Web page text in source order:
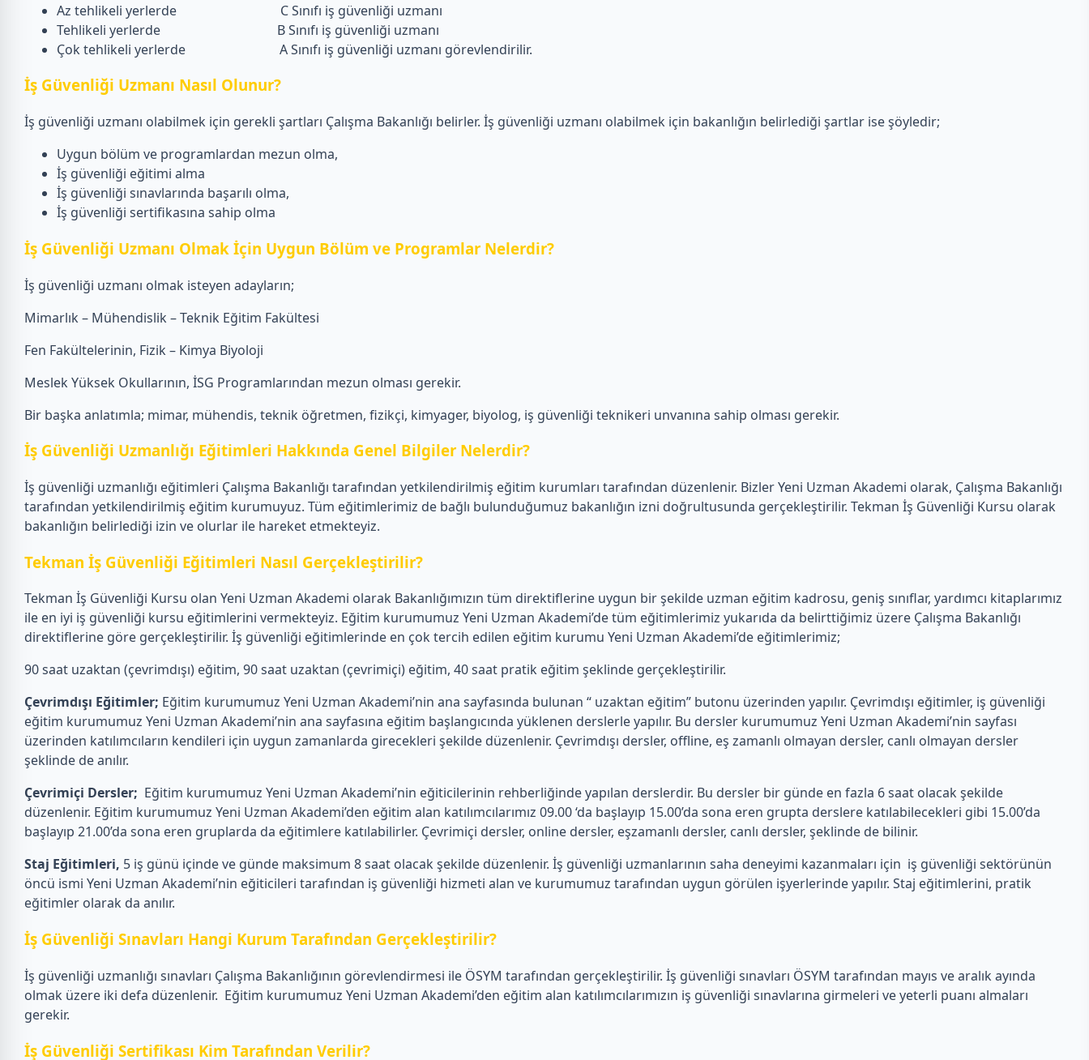
Az tehlikeli yerlerde C Sınıfı iş güvenliği uzmanı
Tehlikeli yerlerde B Sınıfı iş güvenliği uzmanı
Çok tehlikeli yerlerde A Sınıfı iş güvenliği uzmanı görevlendirilir.
İş Güvenliği Uzmanı Nasıl Olunur?
İş güvenliği uzmanı olabilmek için gerekli şartları Çalışma Bakanlığı belirler. İş güvenliği uzmanı olabilmek için bakanlığın belirlediği şartlar ise şöyledir;
Uygun bölüm ve programlardan mezun olma,
İş güvenliği eğitimi alma
İş güvenliği sınavlarında başarılı olma,
İş güvenliği sertifikasına sahip olma
İş Güvenliği Uzmanı Olmak İçin Uygun Bölüm ve Programlar Nelerdir?
İş güvenliği uzmanı olmak isteyen adayların;
Mimarlık – Mühendislik – Teknik Eğitim Fakültesi
Fen Fakültelerinin, Fizik – Kimya Biyoloji
Meslek Yüksek Okullarının, İSG Programlarından mezun olması gerekir.
Bir başka anlatımla; mimar, mühendis, teknik öğretmen, fizikçi, kimyager, biyolog, iş güvenliği teknikeri unvanına sahip olması gerekir.
İş Güvenliği Uzmanlığı Eğitimleri Hakkında Genel Bilgiler Nelerdir?
İş güvenliği uzmanlığı eğitimleri Çalışma Bakanlığı tarafından yetkilendirilmiş eğitim kurumları tarafından düzenlenir. Bizler Yeni Uzman Akademi olarak, Çalışma Bakanlığı
tarafından yetkilendirilmiş eğitim kurumuyuz. Tüm eğitimlerimiz de bağlı bulunduğumuz bakanlığın izni doğrultusunda gerçekleştirilir. Tekman İş Güvenliği Kursu olarak
bakanlığın belirlediği izin ve olurlar ile hareket etmekteyiz.
Tekman İş Güvenliği Eğitimleri Nasıl Gerçekleştirilir?
Tekman İş Güvenliği Kursu olan Yeni Uzman Akademi olarak Bakanlığımızın tüm direktiflerine uygun bir şekilde uzman eğitim kadrosu, geniş sınıflar, yardımcı kitaplarımız
ile en iyi iş güvenliği kursu eğitimlerini vermekteyiz. Eğitim kurumumuz Yeni Uzman Akademi’de tüm eğitimlerimiz yukarıda da belirttiğimiz üzere Çalışma Bakanlığı
direktiflerine göre gerçekleştirilir. İş güvenliği eğitimlerinde en çok tercih edilen eğitim kurumu Yeni Uzman Akademi’de eğitimlerimiz;
90 saat uzaktan (çevrimdışı) eğitim, 90 saat uzaktan (çevrimiçi) eğitim, 40 saat pratik eğitim şeklinde gerçekleştirilir.
Çevrimdışı Eğitimler; Eğitim kurumumuz Yeni Uzman Akademi’nin ana sayfasında bulunan “ uzaktan eğitim” butonu üzerinden yapılır. Çevrimdışı eğitimler, iş güvenliği
eğitim kurumumuz Yeni Uzman Akademi’nin ana sayfasına eğitim başlangıcında yüklenen derslerle yapılır. Bu dersler kurumumuz Yeni Uzman Akademi’nin sayfası
üzerinden katılımcıların kendileri için uygun zamanlarda girecekleri şekilde düzenlenir. Çevrimdışı dersler, offline, eş zamanlı olmayan dersler, canlı olmayan dersler
şeklinde de anılır.
Çevrimiçi Dersler; Eğitim kurumumuz Yeni Uzman Akademi’nin eğiticilerinin rehberliğinde yapılan derslerdir. Bu dersler bir günde en fazla 6 saat olacak şekilde
düzenlenir. Eğitim kurumumuz Yeni Uzman Akademi’den eğitim alan katılımcılarımız 09.00 ‘da başlayıp 15.00’da sona eren grupta derslere katılabilecekleri gibi 15.00’da
başlayıp 21.00’da sona eren gruplarda da eğitimlere katılabilirler. Çevrimiçi dersler, online dersler, eşzamanlı dersler, canlı dersler, şeklinde de bilinir.
Staj Eğitimleri, 5 iş günü içinde ve günde maksimum 8 saat olacak şekilde düzenlenir. İş güvenliği uzmanlarının saha deneyimi kazanmaları için iş güvenliği sektörünün
öncü ismi Yeni Uzman Akademi’nin eğiticileri tarafından iş güvenliği hizmeti alan ve kurumumuz tarafından uygun görülen işyerlerinde yapılır. Staj eğitimlerini, pratik
eğitimler olarak da anılır.
İş Güvenliği Sınavları Hangi Kurum Tarafından Gerçekleştirilir?
İş güvenliği uzmanlığı sınavları Çalışma Bakanlığının görevlendirmesi ile ÖSYM tarafından gerçekleştirilir. İş güvenliği sınavları ÖSYM tarafından mayıs ve aralık ayında
olmak üzere iki defa düzenlenir. Eğitim kurumumuz Yeni Uzman Akademi’den eğitim alan katılımcılarımızın iş güvenliği sınavlarına girmeleri ve yeterli puanı almaları
gerekir.
İş Güvenliği Sertifikası Kim Tarafından Verilir?